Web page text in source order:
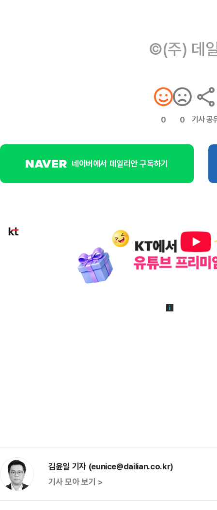
©(주) 데
0 0 기사 공
네이버에서 데일리안 구독하기
김윤일 기자 (eunice@dailian.co.kr)
기사 모아 보기 >